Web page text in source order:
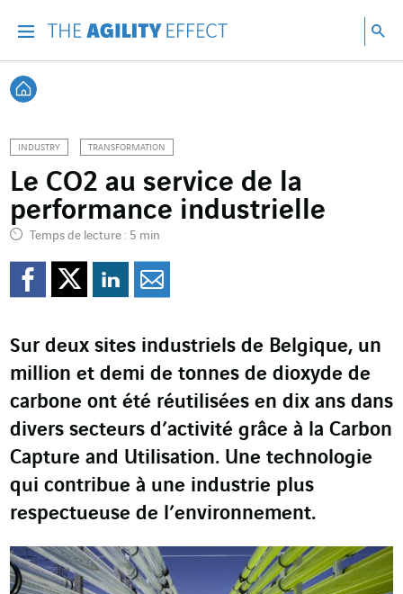
Retour à l'accueil
INDUSTRY TRANSFORMATION
Le CO2 au service de la
performance industrielle
Temps de lecture : 5 min
Partager sur Facebook
Partager sur Twitter
Partager sur
Sur deux sites industriels de Belgique, un
million et demi de tonnes de dioxyde de
carbone ont été réutilisées en dix ans dans
divers secteurs d’activité grâce à la Carbon
Capture and Utilisation. Une technologie
qui contribue à une industrie plus
respectueuse de l’environnement.